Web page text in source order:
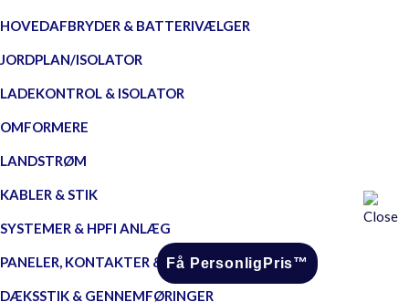
HOVEDAFBRYDER & BATTERIVÆLGER
JORDPLAN/ISOLATOR
LADEKONTROL & ISOLATOR
OMFORMERE
LANDSTRØM
KABLER & STIK
SYSTEMER & HPFI ANLÆG
PANELER, KONTAKTER & STIK
DÆKSSTIK & GENNEMFØRINGER
Få PersonligPris™